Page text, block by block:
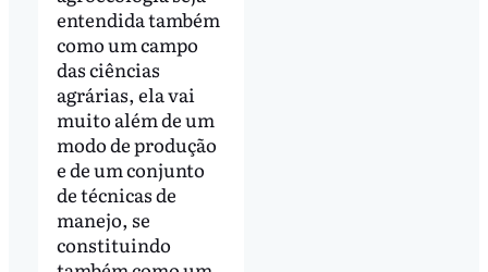
entendida também
como um campo
das ciências
agrárias, ela vai
muito além de um
modo de produção
e de um conjunto
de técnicas de
manejo, se
constituindo